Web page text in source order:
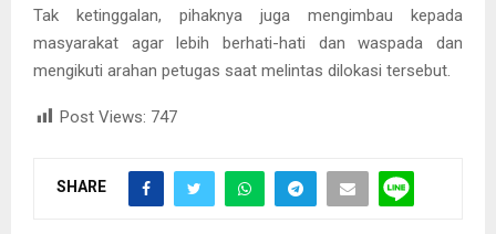
Tak ketinggalan, pihaknya juga mengimbau kepada
masyarakat agar lebih berhati-hati dan waspada dan
mengikuti arahan petugas saat melintas dilokasi tersebut.
Post Views: 747
SHARE